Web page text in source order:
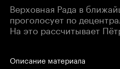
Верховная Рада в
проголосует по
На это рассчитывает
Описание материала